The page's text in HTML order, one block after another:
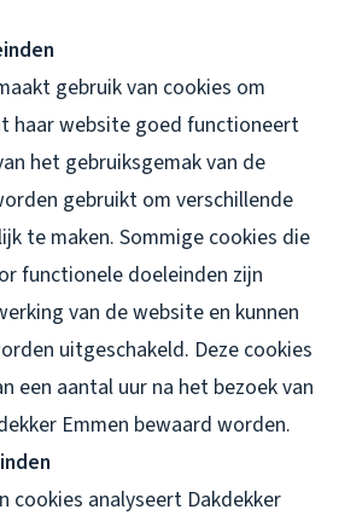
gebruik van cookies om
haar website goed functioneert
het gebruiksgemak van de
gebruikt om verschillende
te maken. Sommige cookies die
functionele doeleinden zijn
van de website en kunnen
uitgeschakeld. Deze cookies
een aantal uur na het bezoek van
Emmen bewaard worden.
cookies analyseert Dakdekker